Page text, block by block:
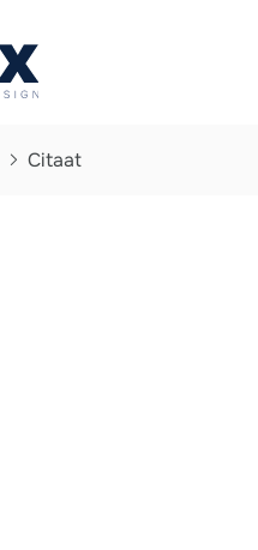
 Citaat